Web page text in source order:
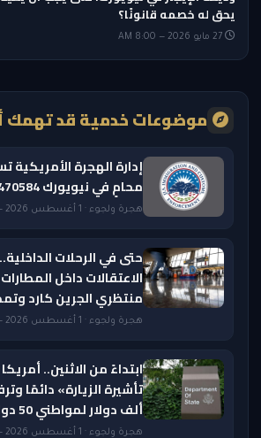
يحق له خصمه قانونًا؟
موضوعات خدمية قد تهمك
إدارة الهجرة
محامٍ في نيويورك 470584 دولاراً
هجرة ولجوء · 1 أغسطس 2026 — 7:10 PM
الاعتقالات داخل
منتظري الجرين كارد
هجرة ولجوء · 1 أغسطس 2026 — 12:51 PM
ابتداءً من الاثنين..
ألف دولار لمواطني 50 دولة
هجرة ولجوء · 1 أغسطس 2026 — 9:23 AM